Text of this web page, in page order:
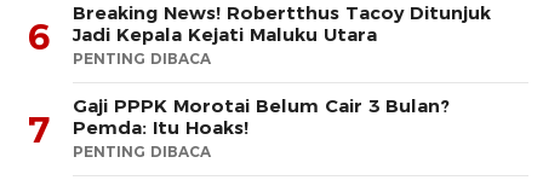
6
Breaking News! Robertthus Tacoy Ditunjuk
Jadi Kepala Kejati Maluku Utara
PENTING DIBACA
7
Gaji PPPK Morotai Belum Cair 3 Bulan?
Pemda: Itu Hoaks!
PENTING DIBACA